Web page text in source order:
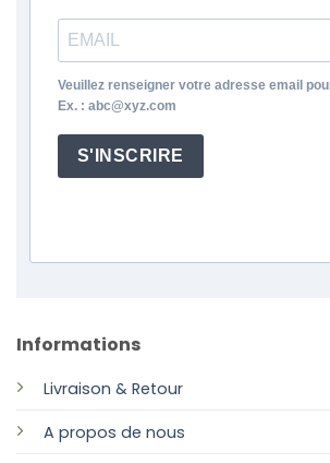
Informations
Livraison & Retour
A propos de nous
Veuillez renseigner votre adresse email
Ex. : abc@xyz.com
S'INSCRIRE